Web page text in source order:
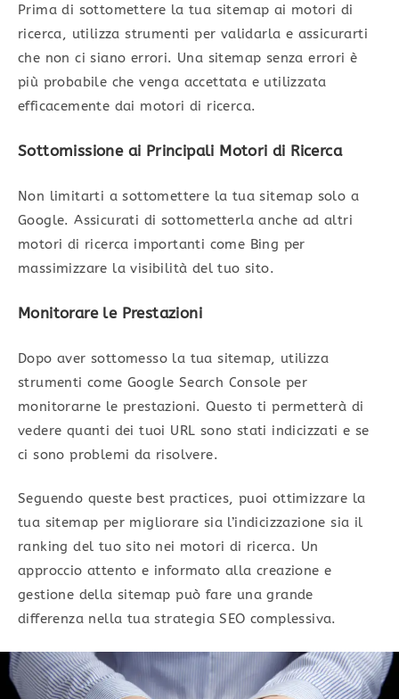
Prima di sottomettere la tua sitemap ai motori di
ricerca, utilizza strumenti per validarla e assicurarti
che non ci siano errori. Una sitemap senza errori è
più probabile che venga accettata e utilizzata
efficacemente dai motori di ricerca.
Sottomissione ai Principali Motori di Ricerca
Non limitarti a sottomettere la tua sitemap solo a
Google. Assicurati di sottometterla anche ad altri
motori di ricerca importanti come Bing per
massimizzare la visibilità del tuo sito.
Monitorare le Prestazioni
Dopo aver sottomesso la tua sitemap, utilizza
strumenti come Google Search Console per
monitorarne le prestazioni. Questo ti permetterà di
vedere quanti dei tuoi URL sono stati indicizzati e se
ci sono problemi da risolvere.
Seguendo queste best practices, puoi ottimizzare la
tua sitemap per migliorare sia l’indicizzazione sia il
ranking del tuo sito nei motori di ricerca. Un
approccio attento e informato alla creazione e
gestione della sitemap può fare una grande
differenza nella tua strategia SEO complessiva.